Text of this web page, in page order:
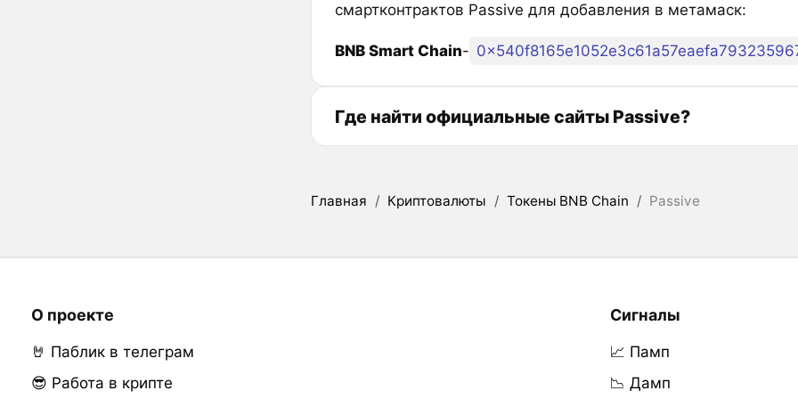
смартконтрактов Passive для добавления в метамаск:
BNB Smart Chain-
Где найти официальные сайты Passive?
Главная / Криптовалюты / Токены BNB Chain / Passive
О проекте
🤘 Паблик в телеграм
😎 Работа в крипте
Сигналы
📈 Памп
📉 Дамп